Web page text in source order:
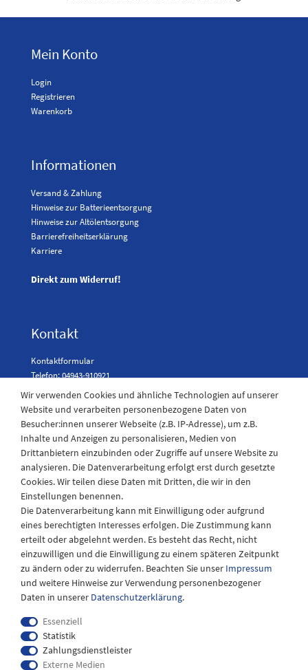
Mein Konto
Login
Registrieren
Warenkorb
Informationen
Versand & Zahlung
Hinweise zur Batterieentsorgung
Hinweise zur Altölentsorgung
Barrierefreiheitserklärung
Karriere
Direkt zum Widerruf!
Kontakt
Kontaktformular
Telefon: 04943-910921
Laden Öffnungszeiten
Montag - Freitag
08:30 - 12:30 und 13.00 - 17.30 Uhr
Samstags
08:30 bis 12:30 Uhr
Wir verwenden Cookies und ähnliche Technologien auf unserer
Website und verarbeiten personenbezogene Daten von
Besucher:innen unserer Webseite (z.B. IP-Adresse), um z.B.
Inhalte und Anzeigen zu personalisieren, Medien von
Drittanbietern einzubinden oder Zugriffe auf unsere Website zu
analysieren. Die Datenverarbeitung erfolgt erst durch gesetzte
Cookies. Wir teilen diese Daten mit Dritten, die wir in den
Einstellungen benennen.
Die Datenverarbeitung kann mit Einwilligung oder aufgrund
eines berechtigten Interesses erfolgen. Die Zustimmung kann
erteilt oder abgelehnt werden. Es besteht das Recht, nicht
einzuwilligen und die Einwilligung zu einem späteren Zeitpunkt
zu ändern oder zu widerrufen. Beachten Sie unser Impressum
und weitere Hinweise zur Verwendung personenbezogener
Daten in unserer Daten­schutz­erklärung.
Essenziell
Statistik
Zahlungsdienstleister
Externe Medien